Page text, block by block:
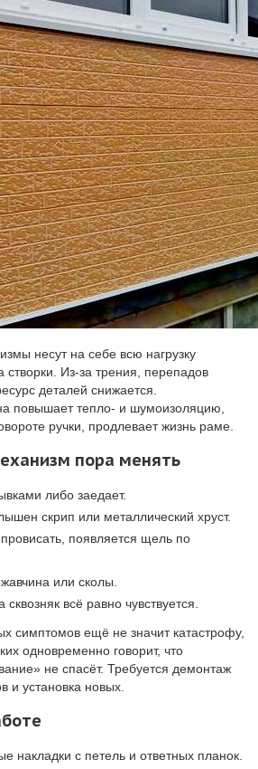
несут на себе всю нагрузку
Из-за трения, перепадов
деталей снижается.
повышает тепло- и шумоизоляцию,
ручки, продлевает жизнь раме.
пора менять
либо заедает.
скрип или металлический хруст.
появляется щель по
или сколы.
всё равно чувствуется.
симптомов ещё не значит катастрофу,
одновременно говорит, что
не спасёт. Требуется демонтаж
и установка новых.
накладки с петель и ответных планок.